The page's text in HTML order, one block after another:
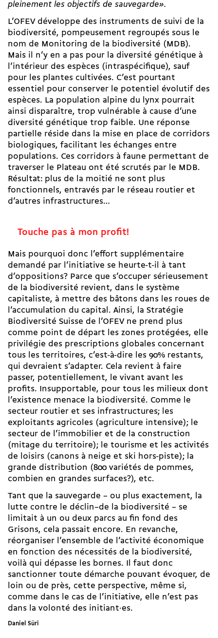
pleinement les objectifs de sauvegarde».
L’OFEV développe des instruments de suivi de la
biodiversité, pompeusement regroupés sous le
nom de Monitoring de la biodiversité (MDB).
Mais il n’y en a pas pour la diversité génétique à
l’intérieur des espèces (intraspécifique), sauf
pour les plantes cultivées. C’est pourtant
essentiel pour conserver le potentiel évolutif des
espèces. La population alpine du lynx pourrait
ainsi disparaître, trop vulnérable à cause d’une
diversité génétique trop faible. Une réponse
partielle réside dans la mise en place de corridors
biologiques, facilitant les échanges entre
populations. Ces corridors à faune permettant de
traverser le Plateau ont été scrutés par le MDB.
Résultat: plus de la moitié ne sont plus
fonctionnels, entravés par le réseau routier et
d’autres infrastructures…
Touche pas à mon profit!
Mais pourquoi donc l’effort supplémentaire
demandé par l’initiative se heurte-t-il à tant
d’oppositions? Parce que s’occuper sérieusement
de la biodiversité revient, dans le système
capitaliste, à mettre des bâtons dans les roues de
l’accumulation du capital. Ainsi, la Stratégie
Biodiversité Suisse de l’OFEV ne prend plus
comme point de départ les zones protégées, elle
privilégie des prescriptions globales concernant
tous les territoires, c’est-à-dire les 90% restants,
qui devraient s’adapter. Cela revient à faire
passer, potentiellement, le vivant avant les
profits. Insupportable, pour tous les milieux dont
l’existence menace la biodiversité. Comme le
secteur routier et ses infrastructures; les
exploitants agricoles (agriculture intensive); le
secteur de l’immobilier et de la construction
(mitage du territoire); le tourisme et les activités
de loisirs (canons à neige et ski hors-piste); la
grande distribution (800 variétés de pommes,
combien en grandes surfaces?), etc.
Tant que la sauvegarde – ou plus exactement, la
lutte contre le déclin–de la biodiversité – se
limitait à un ou deux parcs au fin fond des
Grisons, cela passait encore. En revanche,
réorganiser l’ensemble de l’activité économique
en fonction des nécessités de la biodiversité,
voilà qui dépasse les bornes. Il faut donc
sanctionner toute démarche pouvant évoquer, de
loin ou de près, cette perspective, même si,
comme dans le cas de l’initiative, elle n’est pas
dans la volonté des initiant·es.
Daniel Süri